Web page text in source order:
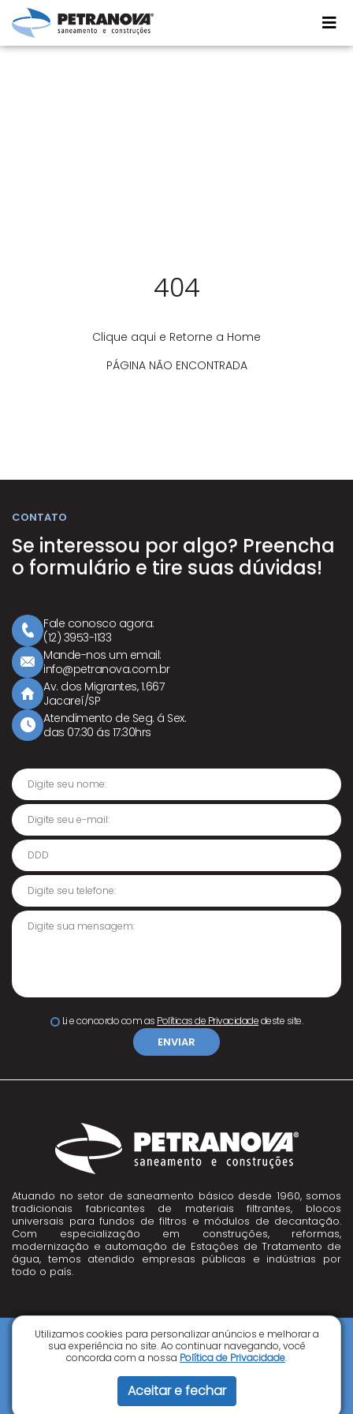
404
Clique aqui e Retorne a Home
PÁGINA NÃO ENCONTRADA
CONTATO
Se interessou por algo? Preencha
o formulário e tire suas dúvidas!
Ícone Telefone
Fale conosco agora:
(12) 3953-1133
Ícone E-mail
Mande-nos um email:
info@petranova.com.br
Ícone Casa
Av. dos Migrantes, 1.667
Jacareí/SP
Ícone Relógio
Atendimento de Seg. á Sex.
das 07:30 ás 17:30hrs
Digite seu nome:
Digite seu e-mail:
DDD
Digite seu telefone:
Digite sua mensagem:
Li e concordo com as Políticas de Privacidadedeste site.
ENVIAR
Atuando no setor de saneamento básico desde 1960, somos
tradicionais fabricantes de materiais filtrantes, blocos
universais para fundos de filtros e módulos de decantação.
Com especialização em construções, reformas,
modernização e automação de Estações de Tratamento de
água, temos atendido empresas públicas e indústrias por
todo o país.
Ícone Youtube
PETRANOVA SANEAMENTO E CONSTRUÇÃO © 2000 - 2026 - Todos os
Criação de Sites: GV8 Agência Digital
| Atualizado por
RDSWEB
Utilizamos cookies para personalizar anúncios e melhorar a
sua experiência no site. Ao continuar navegando, você
concorda com a nossa Política de Privacidade.
Aceitar e fechar